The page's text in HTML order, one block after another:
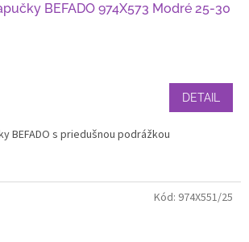
BEFADO 974X573 Modré 25-30
DETAIL
BEFADO s priedušnou podrážkou
Kód: 974X551/25